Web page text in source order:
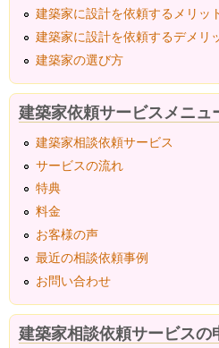
建築家に設計を依頼するメリッ
建築家に設計を依頼するデメリ
建築家の選び方
建築家依頼サービスメニュ
建築家相談依頼サービス
サービスの流れ
特典
料金
お客様の声
最近の相談依頼事例
お問い合わせ
建築家相談依頼サービスの